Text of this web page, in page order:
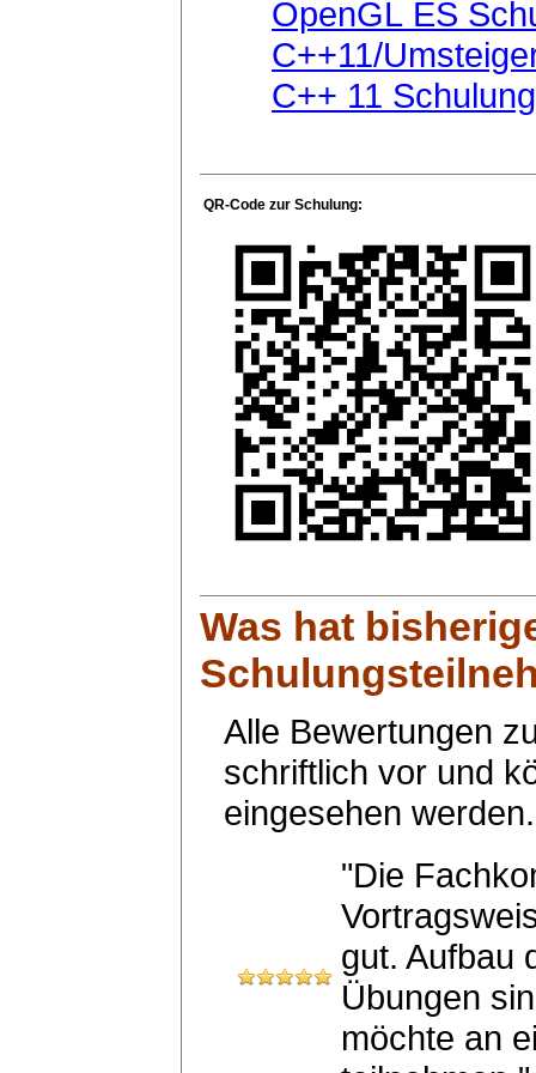
OpenGL ES
C++11/
C++ 11 Schulung
QR-Code zur Schulung:
Was hat
Alle Bewertungen
schriftlich vor und
eingesehen werden.
"Die
gut. Aufbau
Übungen
möchte an